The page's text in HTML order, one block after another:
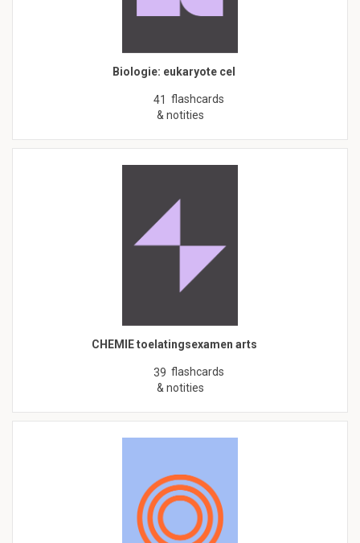
Biologie: eukaryote cel
41 flashcards
& notities
CHEMIE toelatingsexamen arts
39 flashcards
& notities